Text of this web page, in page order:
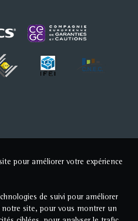
pour améliorer votre expérience
de suivi pour améliorer
notre site, pour vous montrer un